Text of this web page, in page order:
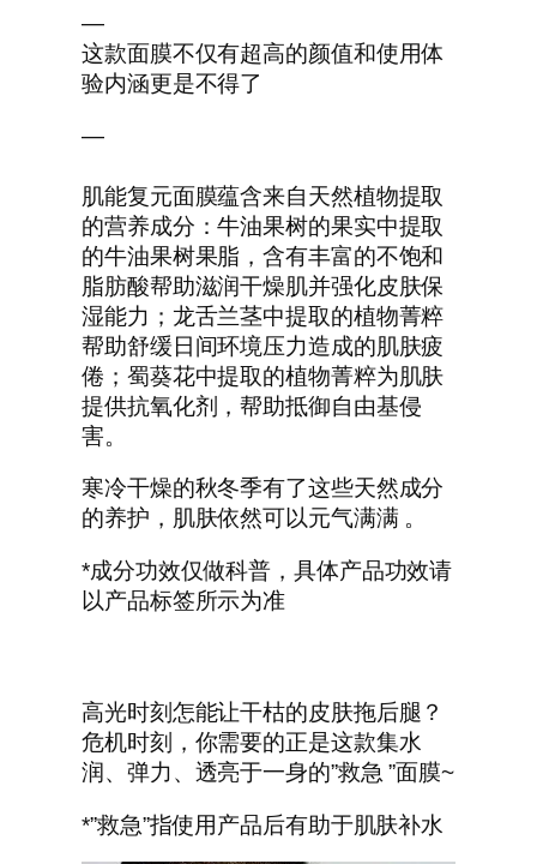
—
这款面膜不仅有超高的颜值和使用体
验内涵更是不得了
—
肌能复元面膜蕴含来自天然植物提取
的营养成分：牛油果树的果实中提取
的牛油果树果脂，含有丰富的不饱和
脂肪酸帮助滋润干燥肌并强化皮肤保
湿能力；龙舌兰茎中提取的植物菁粹
帮助舒缓日间环境压力造成的肌肤疲
倦；蜀葵花中提取的植物菁粹为肌肤
提供抗氧化剂，帮助抵御自由基侵
害。
寒冷干燥的秋冬季有了这些天然成分
的养护，肌肤依然可以元气满满 。
*成分功效仅做科普，具体产品功效请
以产品标签所示为准
高光时刻怎能让干枯的皮肤拖后腿？
危机时刻，你需要的正是这款集水
润、弹力、透亮于一身的”救急 ”面膜~
*”救急”指使用产品后有助于肌肤补水